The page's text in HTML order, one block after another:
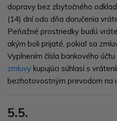
dopravy bez zbytočného
(14) dní odo dňa doručenia
Peňažné prostriedky budú
akým boli prijaté, pokiaľ sa
Vyplnením čísla bankového
zmluvy kupujúci súhlasí s
bezhotovostným prevodom na
5.5.